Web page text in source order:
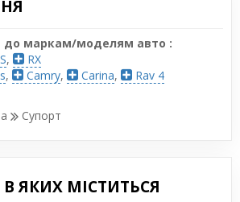
до маркам/моделям авто :
,
RX
, Camry, Carina,
Rav 4
Супорт
ЯКИХ МІСТИТЬСЯ